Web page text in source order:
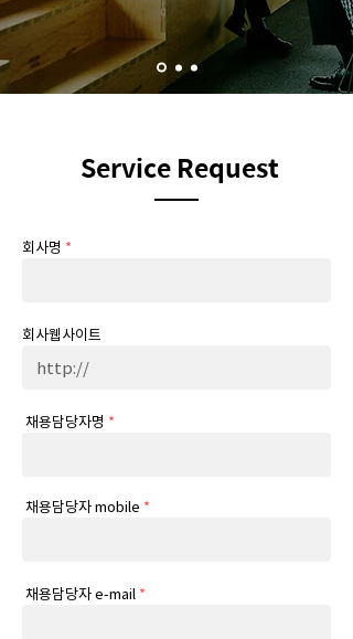
Service Request
회사명 *
회사웹사이트
채용담당자명 *
채용담당자 mobile *
채용담당자 e-mail *